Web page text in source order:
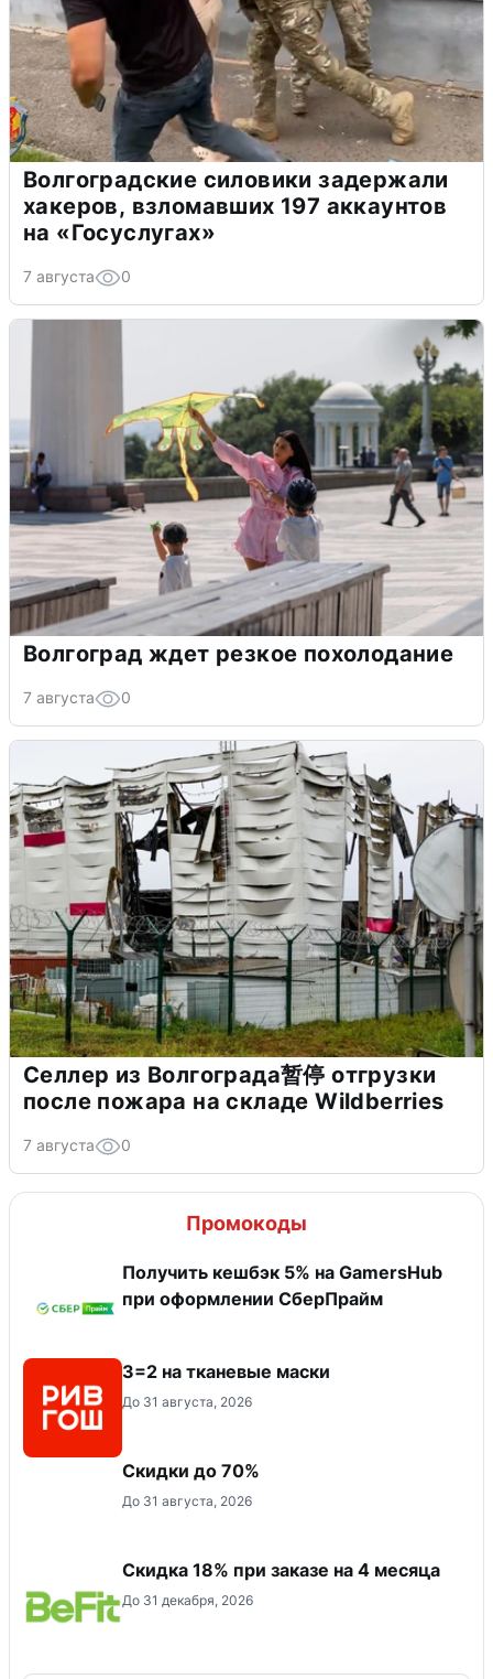
Волгоградские силовики задержали
хакеров, взломавших 197 аккаунтов
на «Госуслугах»
7 августа 0
Волгоград ждет резкое похолодание
7 августа 0
Селлер из Волгограда暂停 отгрузки
после пожара на складе Wildberries
7 августа 0
Промокоды
Получить кешбэк 5% на GamersHub
при оформлении СберПрайм
3=2 на тканевые маски
До 31 августа, 2026
Скидки до 70%
До 31 августа, 2026
Скидка 18% при заказе на 4 месяца
До 31 декабря, 2026